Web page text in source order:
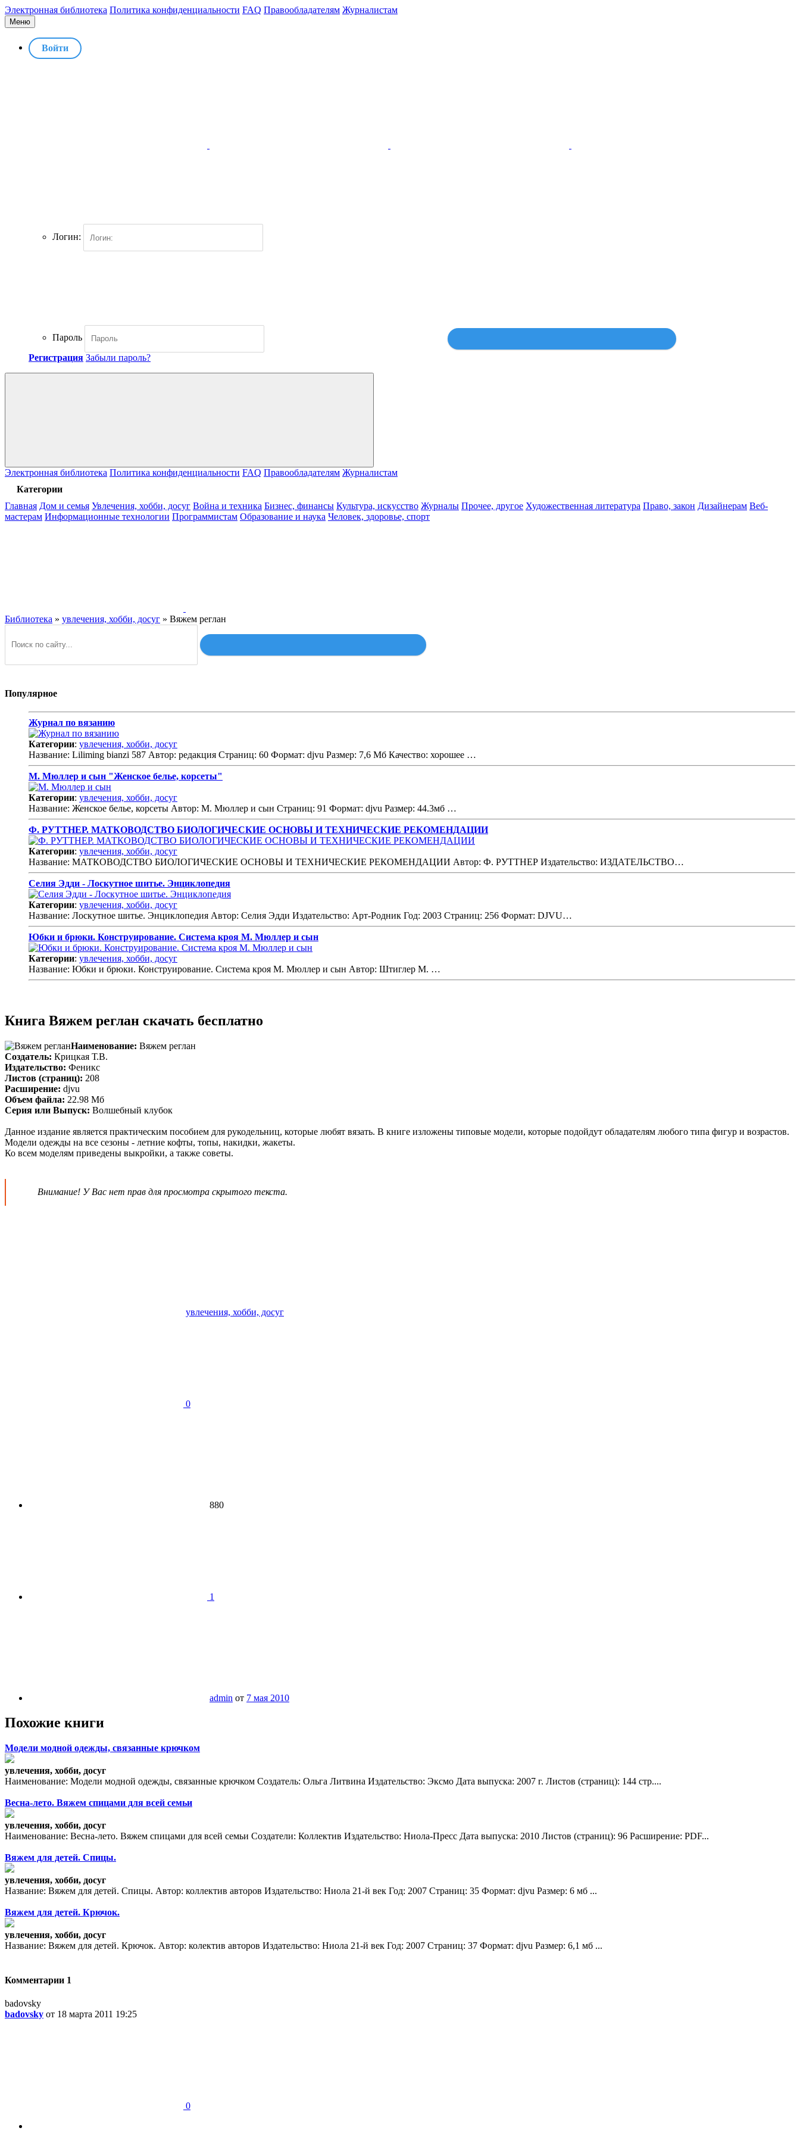
Электронная библиотека Политика конфиденциальности FAQ Правообладателям Журналистам
Меню
Войти
Логин:
Пароль
Регистрация Забыли пароль?
Электронная библиотека Политика конфиденциальности FAQ Правообладателям Журналистам
Категории
Главная Дом и семья Увлечения, хобби, досуг Война и техника Бизнес, финансы Культура, искусство Журналы Прочее, другое Художественная литература Право, закон Дизайнерам Веб-
мастерам Информационные технологии Программистам Образование и наука Человек, здоровье, спорт
Библиотека » увлечения, хобби, досуг » Вяжем реглан
Популярное
Журнал по вязанию
Категории: увлечения, хобби, досуг
Название: Liliming bianzi 587 Автор: редакция Страниц: 60 Формат: djvu Размер: 7,6 Мб Качество: хорошее …
М. Мюллер и сын "Женское белье, корсеты"
Категории: увлечения, хобби, досуг
Название: Женское белье, корсеты Автор: М. Мюллер и сын Страниц: 91 Формат: djvu Размер: 44.3мб …
Ф. РУТТНЕР. МАТКОВОДСТВО БИОЛОГИЧЕСКИЕ ОСНОВЫ И ТЕХНИЧЕСКИЕ РЕКОМЕНДАЦИИ
Категории: увлечения, хобби, досуг
Название: МАТКОВОДСТВО БИОЛОГИЧЕСКИЕ ОСНОВЫ И ТЕХНИЧЕСКИЕ РЕКОМЕНДАЦИИ Автор: Ф. РУТТНЕР Издательство: ИЗДАТЕЛЬСТВО…
Селия Эдди - Лоскутное шитье. Энциклопедия
Категории: увлечения, хобби, досуг
Название: Лоскутное шитье. Энциклопедия Автор: Селия Эдди Издательство: Арт-Родник Год: 2003 Страниц: 256 Формат: DJVU…
Юбки и брюки. Конструирование. Система кроя М. Мюллер и сын
Категории: увлечения, хобби, досуг
Название: Юбки и брюки. Конструирование. Система кроя М. Мюллер и сын Автор: Штиглер М. …
Книга Вяжем реглан скачать бесплатно
Наименование: Вяжем реглан
Создатель: Крицкая Т.В.
Издательство: Феникс
Листов (страниц): 208
Расширение: djvu
Объем файла: 22.98 Мб
Серия или Выпуск: Волшебный клубок
Данное издание является практическим пособием для рукодельниц, которые любят вязать. В книге изложены типовые модели, которые подойдут обладателям любого типа фигур и возрастов.
Модели одежды на все сезоны - летние кофты, топы, накидки, жакеты.
Ко всем моделям приведены выкройки, а также советы.
Внимание! У Вас нет прав для просмотра скрытого текста.
увлечения, хобби, досуг
0
880
1
admin от 7 мая 2010
Похожие книги
Модели модной одежды, связанные крючком
увлечения, хобби, досуг
Наименование: Модели модной одежды, связанные крючком Создатель: Ольга Литвина Издательство: Эксмо Дата выпуска: 2007 г. Листов (страниц): 144 стр....
Весна-лето. Вяжем спицами для всей семьи
увлечения, хобби, досуг
Наименование: Весна-лето. Вяжем спицами для всей семьи Создатели: Коллектив Издательство: Ниола-Пресс Дата выпуска: 2010 Листов (страниц): 96 Расширение: PDF...
Вяжем для детей. Спицы.
увлечения, хобби, досуг
Название: Вяжем для детей. Спицы. Автор: коллектив авторов Издательство: Ниола 21-й век Год: 2007 Страниц: 35 Формат: djvu Размер: 6 мб ...
Вяжем для детей. Крючок.
увлечения, хобби, досуг
Название: Вяжем для детей. Крючок. Автор: колектив авторов Издательство: Ниола 21-й век Год: 2007 Страниц: 37 Формат: djvu Размер: 6,1 мб ...
Комментарии 1
badovsky
badovsky от 18 марта 2011 19:25
0